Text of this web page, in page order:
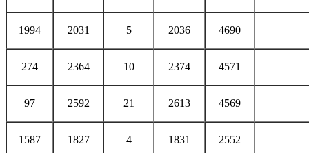
4690
2036
5
2031
1994
4571
2374
10
2364
274
4569
2613
21
2592
97
2552
1831
4
1827
1587